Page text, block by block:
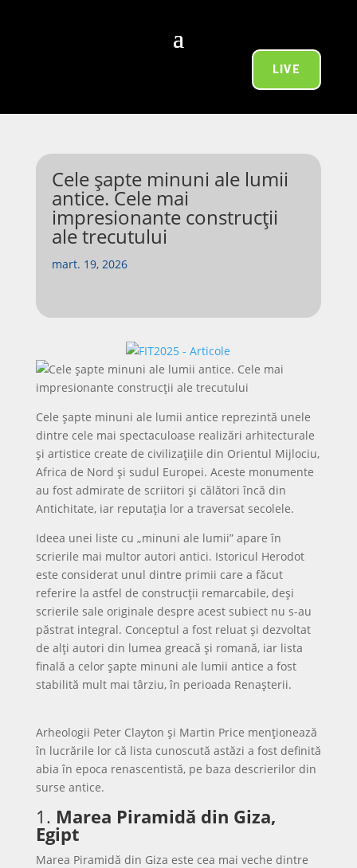
LIVE
Cele șapte minuni ale lumii
antice. Cele mai
impresionante construcții
ale trecutului
mart. 19, 2026
Cele șapte minuni ale lumii antice reprezintă unele
dintre cele mai spectaculoase realizări arhitecturale
și artistice create de civilizațiile din Orientul Mijlociu,
Africa de Nord și sudul Europei. Aceste monumente
au fost admirate de scriitori și călători încă din
Antichitate, iar reputația lor a traversat secolele.
Ideea unei liste cu „minuni ale lumii” apare în
scrierile mai multor autori antici. Istoricul Herodot
este considerat unul dintre primii care a făcut
referire la astfel de construcții remarcabile, deși
scrierile sale originale despre acest subiect nu s-au
păstrat integral. Conceptul a fost reluat și dezvoltat
de alți autori din lumea greacă și romană, iar lista
finală a celor șapte minuni ale lumii antice a fost
stabilită mult mai târziu, în perioada Renașterii.
Arheologii Peter Clayton și Martin Price menționează
în lucrările lor că lista cunoscută astăzi a fost definită
abia în epoca renascentistă, pe baza descrierilor din
surse antice.
1. Marea Piramidă din Giza,
Egipt
Marea Piramidă din Giza este cea mai veche dintre